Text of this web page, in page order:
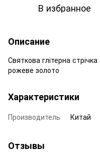
В избранное
Описание
Святкова глітерна
рожеве золото
Характеристики
Производитель Китай
Отзывы